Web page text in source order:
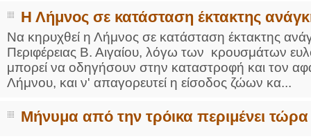
Η Λήμνος σε κατάσταση έκτακτης
Να κηρυχθεί η Λήμνος σε κατάσταση έκτακτης
Περιφέρειας Β. Αιγαίου, λόγω των κρουσμάτων
μπορεί να οδηγήσουν στην καταστροφή και τον
Λήμνου, και ν' απαγορευτεί η είσοδος ζώων κα...
Μήνυμα από την τρόικα περιμένει